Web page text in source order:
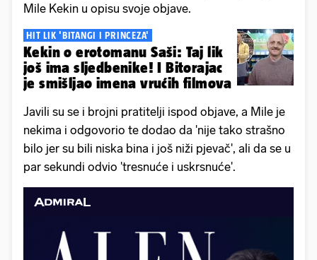
Mile Kekin u opisu svoje objave.
HIT LIK 'BITANGI I PRINCEZA'
Kekin o erotomanu Saši: Taj lik
još ima sljedbenike! I Bitorajac
je smišljao imena vrućih filmova
Javili su se i brojni pratitelji ispod objave, a Mile je
nekima i odgovorio te dodao da 'nije tako strašno
bilo jer su bili niska bina i još niži pjevač', ali da se u
par sekundi odvio 'tresnuće i uskrsnuće'.